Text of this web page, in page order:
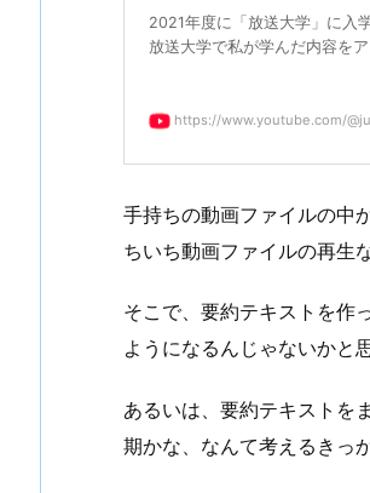
2021年度に「放送大学」に入
放送大学で私が学んだ内容を
https://www.youtube.com/
手持ちの動画ファイルの中
ちいち動画ファイルの再生
そこで、要約テキストを作
ようになるんじゃないかと
あるいは、要約テキストを
期かな、なんて考えるきっ